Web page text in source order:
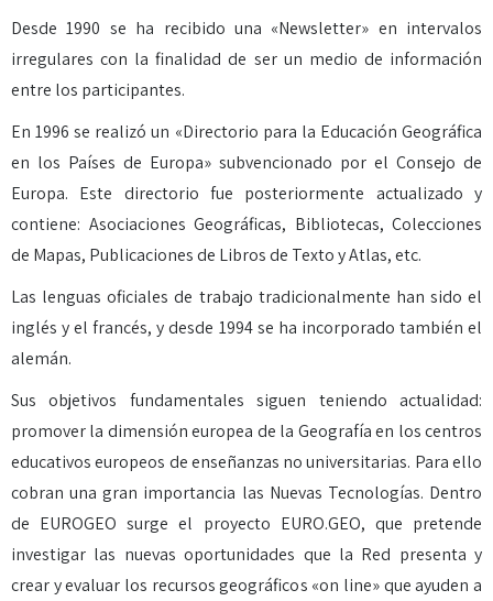
Desde 1990 se ha recibido una «Newsletter» en intervalos
irregulares con la finalidad de ser un medio de información
entre los participantes.
En 1996 se realizó un «Directorio para la Educación Geográfica
en los Países de Europa» subvencionado por el Consejo de
Europa. Este directorio fue posteriormente actualizado y
contiene: Asociaciones Geográficas, Bibliotecas, Colecciones
de Mapas, Publicaciones de Libros de Texto y Atlas, etc.
Las lenguas oficiales de trabajo tradicionalmente han sido el
inglés y el francés, y desde 1994 se ha incorporado también el
alemán.
Sus objetivos fundamentales siguen teniendo actualidad:
promover la dimensión europea de la Geografía en los centros
educativos europeos de enseñanzas no universitarias. Para ello
cobran una gran importancia las Nuevas Tecnologías. Dentro
de EUROGEO surge el proyecto EURO.GEO, que pretende
investigar las nuevas oportunidades que la Red presenta y
crear y evaluar los recursos geográficos «on line» que ayuden a